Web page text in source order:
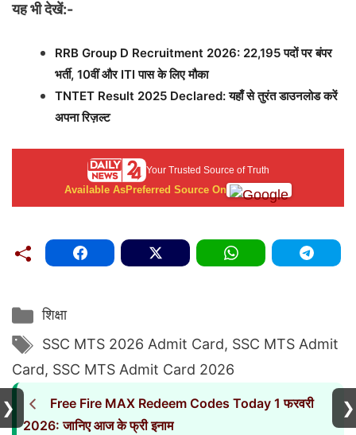
यह भी देखें:-
RRB Group D Recruitment 2026: 22,195 पदों पर बंपर
भर्ती, 10वीं और ITI पास के लिए मौका
TNTET Result 2025 Declared: यहाँ से तुरंत डाउनलोड करें
अपना रिज़ल्ट
Your Trusted Source of Truth
Available AsPreferred Source On
Categories
शिक्षा
Tags
SSC MTS 2026 Admit Card, SSC MTS Admit
Card, SSC MTS Admit Card 2026
Free Fire MAX Redeem Codes Today 1 फरवरी
2026: जानिए आज के फ्री इनाम
❯ ❯